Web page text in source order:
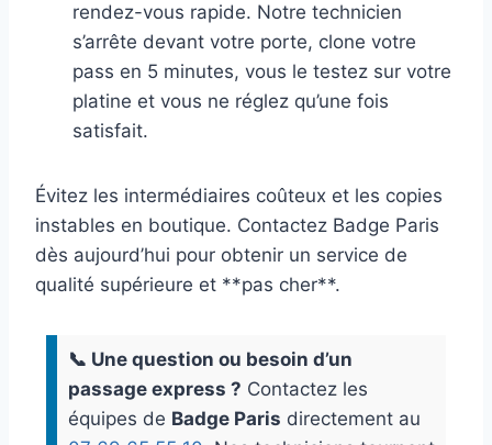
rendez-vous rapide. Notre technicien
s’arrête devant votre porte, clone votre
pass en 5 minutes, vous le testez sur votre
platine et vous ne réglez qu’une fois
satisfait.
Évitez les intermédiaires coûteux et les copies
instables en boutique. Contactez Badge Paris
dès aujourd’hui pour obtenir un service de
qualité supérieure et **pas cher**.
📞 Une question ou besoin d’un
passage express ? Contactez les
équipes de Badge Paris directement au